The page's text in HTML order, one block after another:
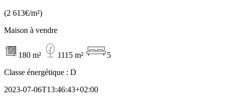
(2 613€/m²)
Maison à vendre
180 m² 1115 m²
5
Classe énergétique : D
2023-07-06T13:46:43+02:00